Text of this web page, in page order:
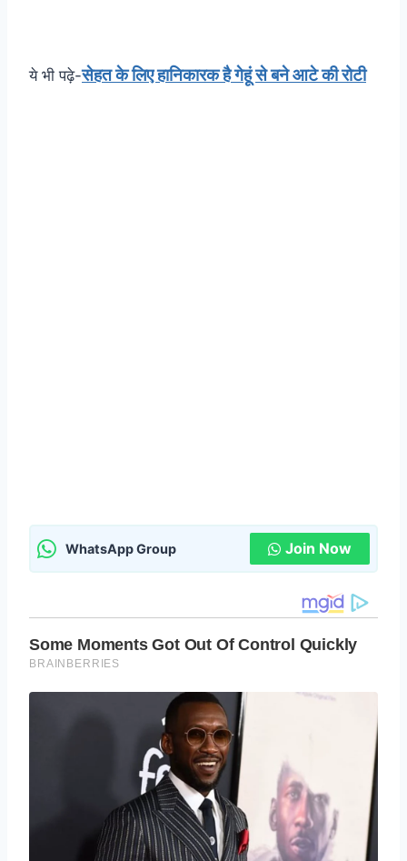
ये भी पढ़े-सेहत के लिए हानिकारक है गेहूं से बने आटे की रोटी
WhatsApp Group Join Now